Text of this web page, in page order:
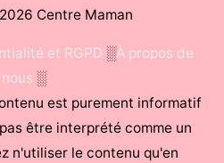
Centre Maman
et RGPD ░À propos de
nous ░
est purement informatif
être interprété comme un
n'utiliser le contenu qu'en